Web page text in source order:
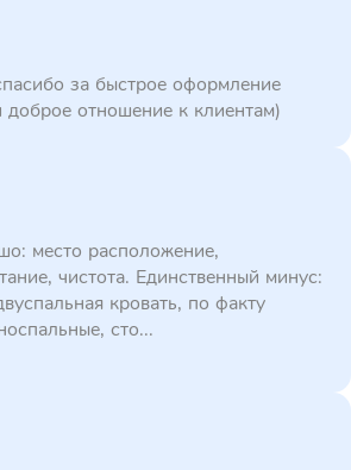
за быстрое оформление
доброе отношение к клиентам)
место расположение,
чистота. Единственный минус:
кровать, по факту
сто...